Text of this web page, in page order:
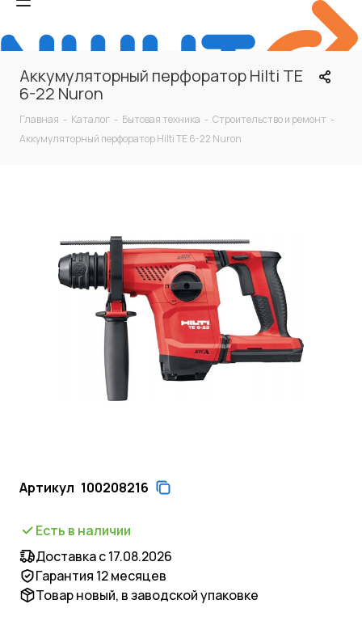
Аккумуляторный перфоратор Hilti TE
6-22 Nuron
Главная - Каталог - Бытовая техника - Строительство и ремонт -
Аккумуляторный перфоратор Hilti TE 6-22 Nuron
Артикул 100208216
Есть в наличии
Доставка с 17.08.2026
Гарантия 12 месяцев
Товар новый, в заводской упаковке